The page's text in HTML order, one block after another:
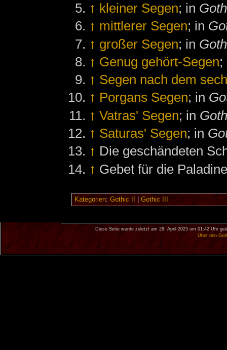
↑ kleiner Segen; in
↑ mittlerer Segen; in
↑ großer Segen; in
↑ Genug gehört-Segen
↑ Segen nach dem
↑ Porgans Segen; in
↑ Vatras' Segen; in
↑ Saturas' Segen; in
↑ Die geschändeten
↑ Gebet für die
Kategorien: Gothic II Gothic III
Diese Seite wurde zuletzt am 28. April 2025 um 01:42 Uhr
Über den